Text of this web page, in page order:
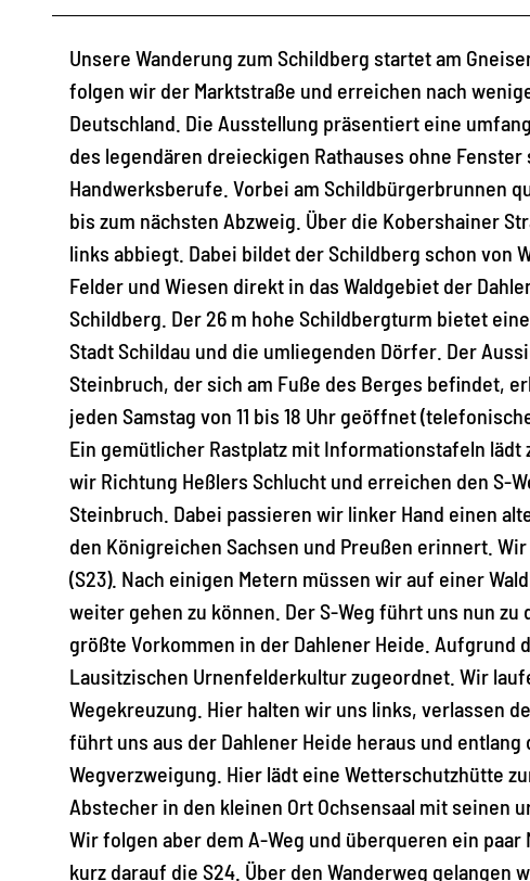
Unsere Wanderung zum Schildberg startet am
folgen wir der Marktstraße und erreichen nach
Deutschland. Die Ausstellung präsentiert eine
des legendären dreieckigen Rathauses ohne
Handwerksberufe. Vorbei am Schildbürgerbrunnen
bis zum nächsten Abzweig. Über die Kobershainer
links abbiegt. Dabei bildet der Schildberg schon von
Felder und Wiesen direkt in das Waldgebiet der
Schildberg. Der 26 m hohe Schildbergturm bietet
Stadt Schildau und die umliegenden Dörfer. Der
Steinbruch, der sich am Fuße des Berges befindet,
jeden Samstag von 11 bis 18 Uhr geöffnet
Ein gemütlicher Rastplatz mit Informationstafeln lädt
wir Richtung Heßlers Schlucht und erreichen den S-
Steinbruch. Dabei passieren wir linker Hand einen
den Königreichen Sachsen und Preußen erinnert.
(S23). Nach einigen Metern müssen wir auf einer
weiter gehen zu können. Der S-Weg führt uns nun
größte Vorkommen in der Dahlener Heide.
Lausitzischen Urnenfelderkultur zugeordnet. Wir
Wegekreuzung. Hier halten wir uns links, verlassen
führt uns aus der Dahlener Heide heraus und
Wegverzweigung. Hier lädt eine Wetterschutzhütte
Abstecher in den kleinen Ort Ochsensaal mit seinen
Wir folgen aber dem A-Weg und überqueren ein
kurz darauf die S24. Über den Wanderweg